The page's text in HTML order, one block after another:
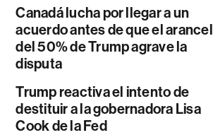
Canadá lucha por llegar a un
acuerdo antes de que el arancel
del 50% de Trump agrave la
disputa
Trump reactiva el intento de
destituir a la gobernadora Lisa
Cook de la Fed